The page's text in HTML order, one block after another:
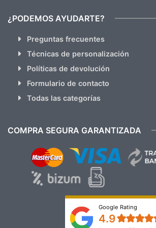
¿PODEMOS AYUDARTE?
Preguntas frecuentes
Técnicas de personalización
Políticas de devolución
Formulario de contacto
Todas las categorías
COMPRA SEGURA GARANTIZADA
Google Rating
4.9